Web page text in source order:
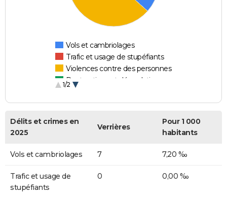
Vols et cambriolages
Trafic et usage de stupéfiants
Violences contre des personnes
Destructions et dégradations
1/2
Délits et crimes en
2025
Verrières
Pour 1 000
habitants
Vols et cambriolages 7 7,20 ‰
Trafic et usage de
stupéfiants
0 0,00 ‰